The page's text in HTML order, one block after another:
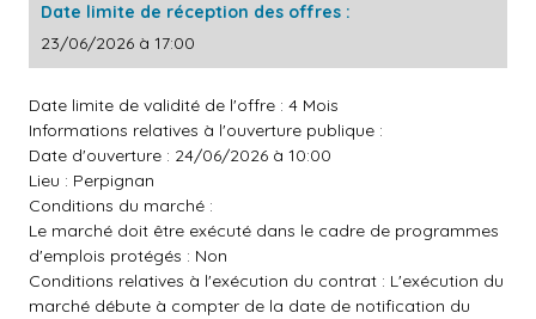
Date limite de réception des offres :
23/06/2026 à 17:00
Date limite de validité de l'offre : 4 Mois
Informations relatives à l'ouverture publique :
Date d'ouverture : 24/06/2026 à 10:00
Lieu : Perpignan
Conditions du marché :
Le marché doit être exécuté dans le cadre de programmes
d'emplois protégés : Non
Conditions relatives à l'exécution du contrat : L'exécution du
marché débute à compter de la date de notification du